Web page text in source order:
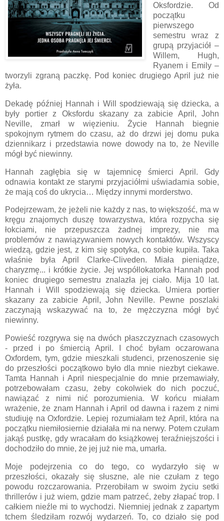
Oksfordzie. Od
początku
pierwszego
semestru wraz z
grupą przyjaciół –
Willem, Hugh,
Ryanem i Emily –
tworzyli zgraną paczkę. Pod koniec drugiego April już nie
żyła.
Dekadę później Hannah i Will spodziewają się dziecka, a
były portier z Oksfordu skazany za zabicie April, John
Neville, zmarł w więzieniu. Życie Hannah biegnie
spokojnym rytmem do czasu, aż do drzwi jej domu puka
dziennikarz i przedstawia nowe dowody na to, że Neville
mógł być niewinny.
Hannah zagłębia się w tajemnicę śmierci April. Gdy
odnawia kontakt ze starymi przyjaciółmi uświadamia sobie,
że mają coś do ukrycia… Między innymi morderstwo.
Podejrzewam, że jeżeli nie każdy z nas, to większość, ma w
kręgu znajomych duszę towarzystwa, która rozpycha się
łokciami, nie przepuszcza żadnej imprezy, nie ma
problemów z nawiązywaniem nowych kontaktów. Wszyscy
wiedzą, gdzie jest, z kim się spotyka, co sobie kupiła. Taka
właśnie była April Clarke-Cliveden. Miała pieniądze,
charyzmę... i krótkie życie. Jej współlokatorka Hannah pod
koniec drugiego semestru znalazła jej ciało. Mija 10 lat.
Hannah i Will spodziewają się dziecka. Umiera portier
skazany za zabicie April, John Neville. Pewne poszlaki
zaczynają wskazywać na to, że mężczyzna mógł być
niewinny.
Powieść rozgrywa się na dwóch płaszczyznach czasowych
- przed i po śmiercią April. I choć byłam oczarowana
Oxfordem, tym, gdzie mieszkali studenci, przenoszenie się
do przeszłości początkowo było dla mnie niezbyt ciekawe.
Tamta Hannah i April niespecjalnie do mnie przemawiały,
potrzebowałam czasu, żeby cokolwiek do nich poczuć,
nawiązać z nimi nić porozumienia. W końcu miałam
wrażenie, że znam Hannah i April od dawna i razem z nimi
studiuję na Oxfordzie. Lepiej rozumiałam też April, która na
początku niemiłosiernie działała mi na nerwy. Potem czułam
jakąś pustkę, gdy wracałam do książkowej teraźniejszości i
dochodziło do mnie, że jej już nie ma, umarła.
Moje podejrzenia co do tego, co wydarzyło się w
przeszłości, okazały się słuszne, ale nie czułam z tego
powodu rozczarowania. Przerobiłam w swoim życiu setki
thrillerów i już wiem, gdzie mam patrzeć, żeby złapać trop. I
całkiem nieźle mi to wychodzi. Niemniej jednak z zapartym
tchem śledziłam rozwój wydarzeń. To, co działo się pod